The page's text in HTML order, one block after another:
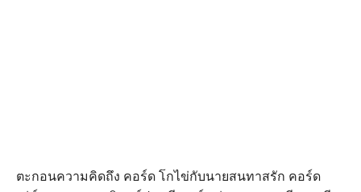
ตะกอนความคิดถึง คอร์ด โกไข่กับนายสนทาสรัก คอร์ด